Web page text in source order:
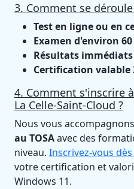
3. Comment se
Test en ligne ou en
Examen d'environ
Résultats
Certification valable
4. Comment s'inscrire
La Celle-Saint-Cloud ?
Nous vous
au TOSAavec des
niveau. Inscrivez-vous
votre certification et
Windows 11.